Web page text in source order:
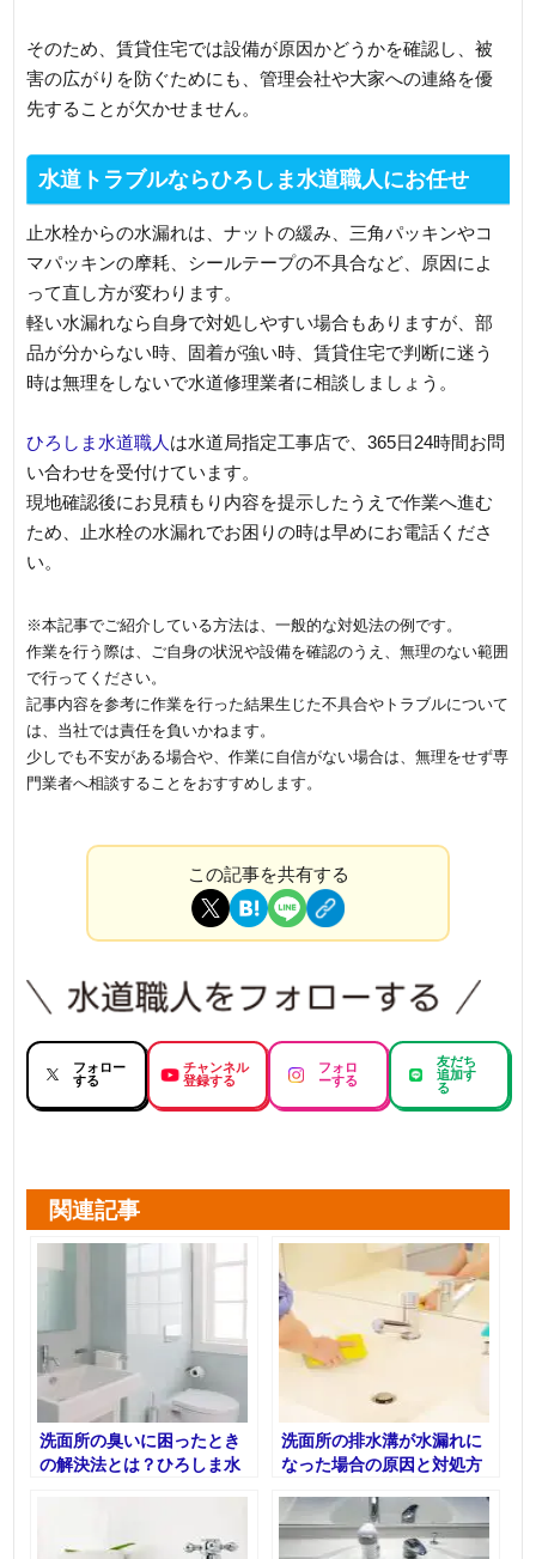
そのため、賃貸住宅では設備が原因かどうかを確認し、被
害の広がりを防ぐためにも、管理会社や大家への連絡を優
先することが欠かせません。
水道トラブルならひろしま水道職人にお任せ
止水栓からの水漏れは、ナットの緩み、三角パッキンやコ
マパッキンの摩耗、シールテープの不具合など、原因によ
って直し方が変わります。
軽い水漏れなら自身で対処しやすい場合もありますが、部
品が分からない時、固着が強い時、賃貸住宅で判断に迷う
時は無理をしないで水道修理業者に相談しましょう。
ひろしま水道職人 は水道局指定工事店で、365日24時間お問
い合わせを受付けています。
現地確認後にお見積もり内容を提示したうえで作業へ進む
ため、止水栓の水漏れでお困りの時は早めにお電話くださ
い。
※本記事でご紹介している方法は、一般的な対処法の例です。
作業を行う際は、ご自身の状況や設備を確認のうえ、無理のない範囲
で行ってください。
記事内容を参考に作業を行った結果生じた不具合やトラブルについて
は、当社では責任を負いかねます。
少しでも不安がある場合や、作業に自信がない場合は、無理をせず専
門業者へ相談することをおすすめします。
この記事を共有する
フォロー
する
チャンネル
登録する
フォロ
ーする
友だち
追加す
る
関連記事
洗面所の臭いに困ったとき
の解決法とは？ひろしま水
洗面所の排水溝が水漏れに
なった場合の原因と対処方